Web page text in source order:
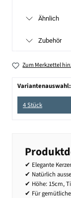
Ähnlich
Zubehör
Zum Merkzettel
Variantenauswahl:
4 Stück
✔ Elegante
✔ Natürlich
✔ Höhe: 15cm,
✔ Für